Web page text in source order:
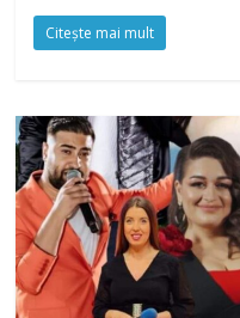
Citește mai mult